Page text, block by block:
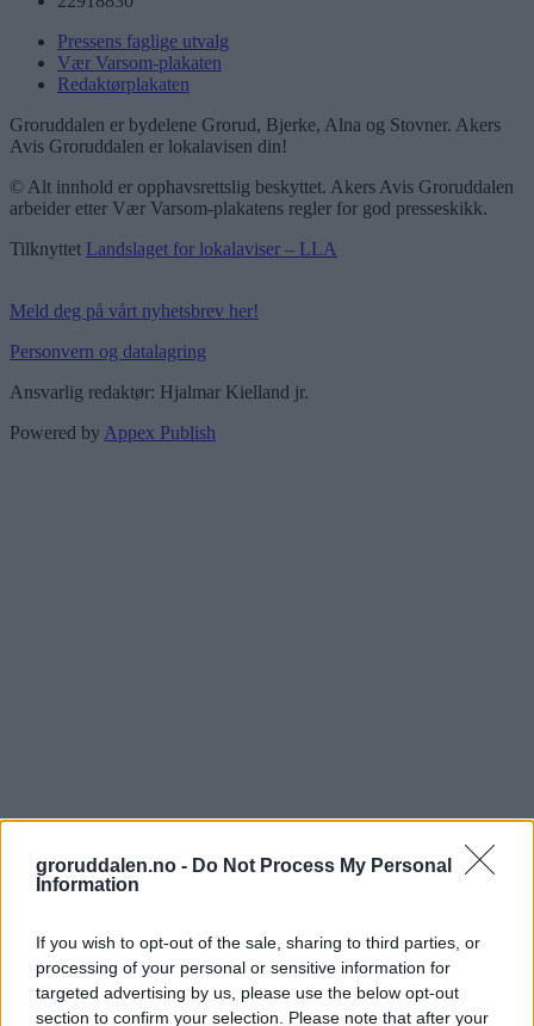
groruddalen.no - Do Not Process My Personal
Information
If you wish to opt-out of the sale, sharing to third parties, or
processing of your personal or sensitive information for
targeted advertising by us, please use the below opt-out
section to confirm your selection. Please note that after your
Pressens faglige utvalg
Vær Varsom-plakaten
Redaktørplakaten
Groruddalen er bydelene Grorud, Bjerke, Alna og Stovner. Akers
Avis Groruddalen er lokalavisen din!
© Alt innhold er opphavsrettslig beskyttet. Akers Avis Groruddalen
arbeider etter Vær Varsom-plakatens regler for god presseskikk.
Tilknyttet Landslaget for lokalaviser – LLA
Meld deg på vårt nyhetsbrev her!
Personvern og datalagring
Ansvarlig redaktør: Hjalmar Kielland jr.
Powered by Appex Publish